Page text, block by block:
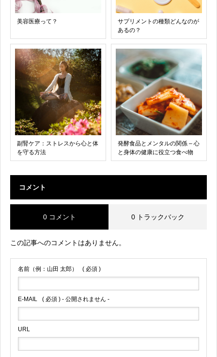
美容医療って？
サプリメントの種類どんなのが
あるの？
副腎ケア：ストレスから心と体
を守る方法
発酵食品とメンタルの関係 – 心
と身体の健康に役立つ食べ物
コメント
0 コメント 0 トラックバック
この記事へのコメントはありません。
名前（例：山田 太郎） ( 必須 )
E-MAIL ( 必須 ) - 公開されません -
URL